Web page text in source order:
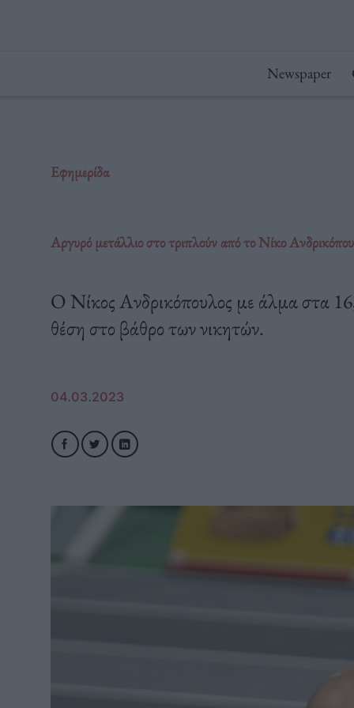
Newspaper
Εφημερίδα
Αργυρό μετάλλιο στο τριπλούν από το Νίκο
Ο Νίκος Ανδρικόπουλος με άλμα στα
θέση στο βάθρο των νικητών.
04.03.2023